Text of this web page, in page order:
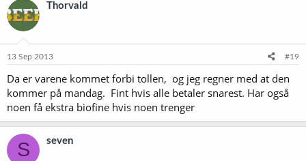
Thorvald
13 Sep 2013 #19
Da er varene kommet forbi tollen, og jeg regner med at den
kommer på mandag. Fint hvis alle betaler snarest. Har også
noen få ekstra biofine hvis noen trenger
S seven